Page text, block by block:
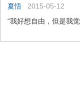
夏悟
2015-05-12
“我好想自由，但是我